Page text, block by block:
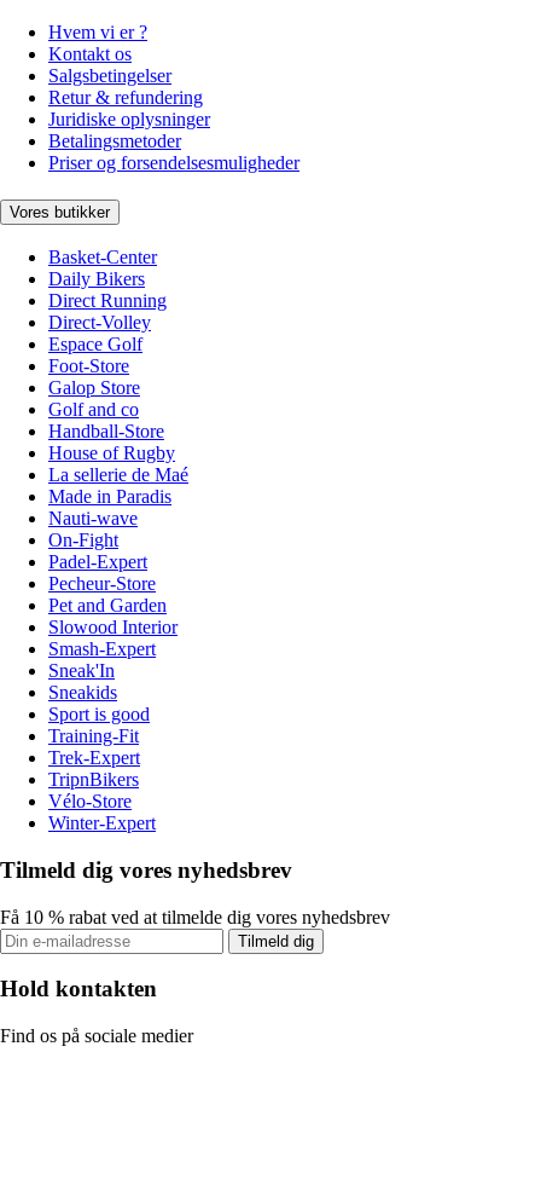
Hvem vi er ?
Kontakt os
Salgsbetingelser
Retur & refundering
Juridiske oplysninger
Betalingsmetoder
Priser og forsendelsesmuligheder
Vores butikker
Basket-Center
Daily Bikers
Direct Running
Direct-Volley
Espace Golf
Foot-Store
Galop Store
Golf and co
Handball-Store
House of Rugby
La sellerie de Maé
Made in Paradis
Nauti-wave
On-Fight
Padel-Expert
Pecheur-Store
Pet and Garden
Slowood Interior
Smash-Expert
Sneak'In
Sneakids
Sport is good
Training-Fit
Trek-Expert
TripnBikers
Vélo-Store
Winter-Expert
Tilmeld dig vores nyhedsbrev
Få 10 % rabat ved at tilmelde dig vores nyhedsbrev
Tilmeld dig
Hold kontakten
Find os på sociale medier